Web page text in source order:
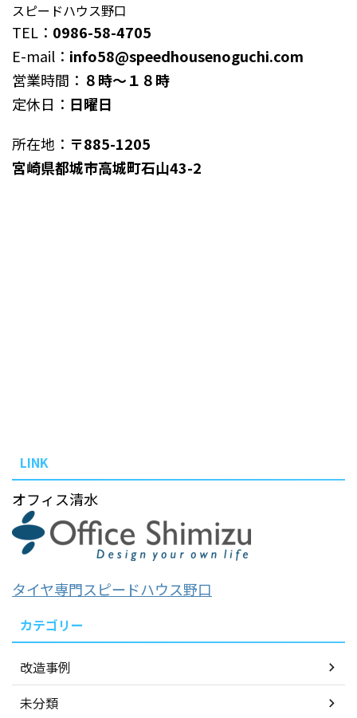
スピードハウス野口
TEL： 0986-58-4705
E-mail： info58@speedhousenoguchi.com
営業時間： ８時～１８時
定休日： 日曜日
所在地： 〒885-1205
宮崎県都城市高城町石山43-2
LINK
オフィス清水
タイヤ専門スピードハウス野口
カテゴリー
改造事例
未分類